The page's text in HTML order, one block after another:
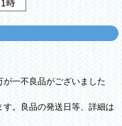
一不良品がございました
。良品の発送日等、詳細は